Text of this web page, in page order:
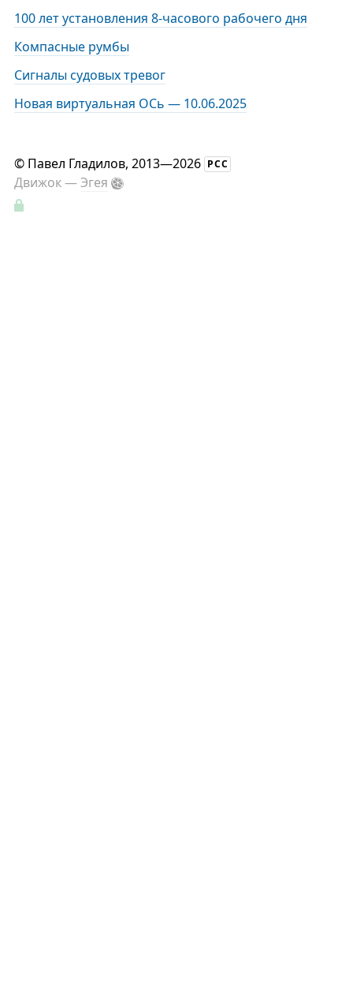
100 лет установления 8-часового рабочего дня
Компасные румбы
Сигналы судовых тревог
Новая виртуальная ОСь — 10.06.2025
© Павел Гладилов, 2013—2026 РСС
Движок —Эгея